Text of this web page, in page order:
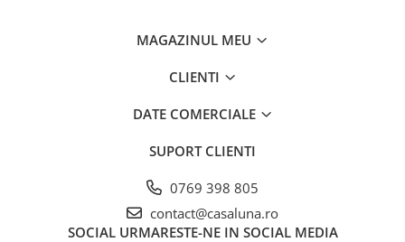
MAGAZINUL MEU
CLIENTI
DATE COMERCIALE
SUPORT CLIENTI
0769 398 805
contact@casaluna.ro
SOCIAL URMARESTE-NE IN SOCIAL MEDIA